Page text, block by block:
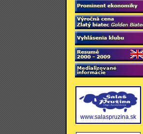
www.salaspruzina.sk